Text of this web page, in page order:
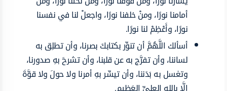
أمامنا نورًا، ومنْ خلفنا نورًا، واجعلْ لنا في نفسنا
نورًا، وأَعْظِمْ لنا نورًا.
أسألك اللَّهُمَّ أن تنوِّر بكتابكَ بصرنا، وأن تطلِق به
لساننا، وأن تفرَّج به عن قلبنا، وأن تشرحَ بهِ صدورنا،
وتغسل به بَدَننا، وأن تيسِّر بهِ أمرنا ولا حولَ ولا قوَّةَ